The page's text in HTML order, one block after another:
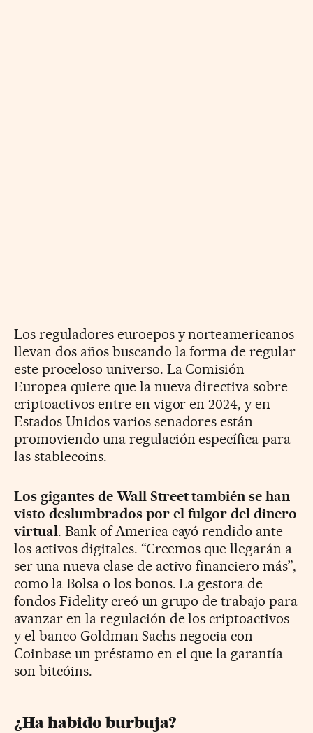
Los reguladores euroepos y norteamericanos
llevan dos años buscando la forma de regular
este proceloso universo. La Comisión
Europea quiere que la nueva directiva sobre
criptoactivos entre en vigor en 2024, y en
Estados Unidos varios senadores están
promoviendo una regulación específica para
las stablecoins.
Los gigantes de Wall Street también se han
visto deslumbrados por el fulgor del dinero
virtual. Bank of America cayó rendido ante
los activos digitales. “Creemos que llegarán a
ser una nueva clase de activo financiero más”,
como la Bolsa o los bonos. La gestora de
fondos Fidelity creó un grupo de trabajo para
avanzar en la regulación de los criptoactivos
y el banco Goldman Sachs negocia con
Coinbase un préstamo en el que la garantía
son bitcóins.
¿Ha habido burbuja?